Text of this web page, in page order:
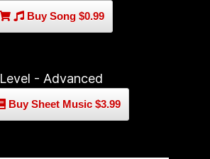
Buy Song $0.99
Level - Advanced
Buy Sheet Music $3.99